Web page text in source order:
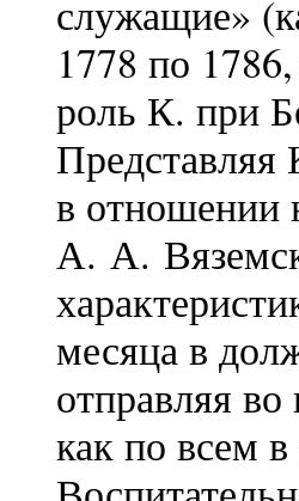
служащие»
1778 по
роль К. при
в отношении
А. А.
месяца в
отправляя
как по всем